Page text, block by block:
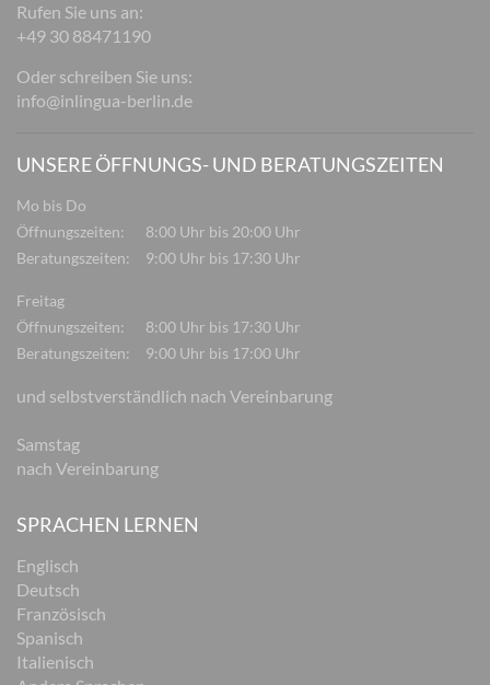
Rufen Sie uns an:
+49 30 88471190
Oder schreiben Sie uns:
info@inlingua-berlin.de
UNSERE ÖFFNUNGS- UND BERATUNGSZEITEN
Mo bis Do
Öffnungszeiten:
8:00 Uhr bis 20:00 Uhr
Beratungszeiten:
9:00 Uhr bis 17:30 Uhr
Freitag
Öffnungszeiten:
8:00 Uhr bis 17:30 Uhr
Beratungszeiten:
9:00 Uhr bis 17:00 Uhr
und selbstverständlich nach Vereinbarung
Samstag
nach Vereinbarung
SPRACHEN LERNEN
Englisch
Deutsch
Französisch
Spanisch
Italienisch